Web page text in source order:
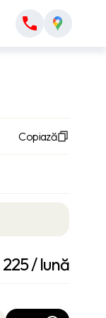
Copiază
225/ lună